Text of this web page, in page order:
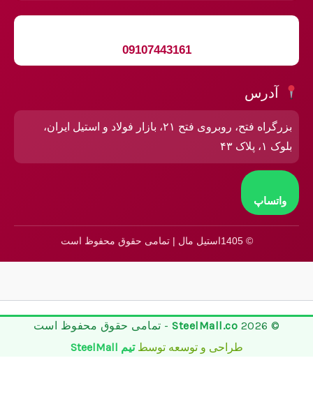
09107443161
آدرس
بزرگراه فتح، روبروی فتح ۲۱، بازار فولاد و استیل ایران،
بلوک ۱، پلاک ۴۳
واتساپ
© 1405استیل مال | تمامی حقوق محفوظ است
© 2026
SteelMall.co - تمامی حقوق محفوظ است
طراحی و توسعه توسطتیم SteelMall